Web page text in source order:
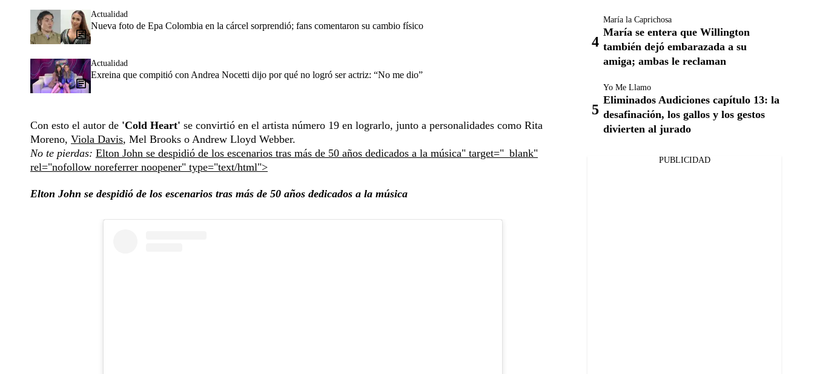
Actualidad
Nueva foto de Epa Colombia en la cárcel sorprendió; fans comentaron su cambio físico
Actualidad
Exreina que compitió con Andrea Nocetti dijo por qué no logró ser actriz: “No me dio”
Con esto el autor de 'Cold Heart' se convirtió en el artista número 19 en lograrlo, junto a personalidades como Rita
Moreno, Viola Davis, Mel Brooks o Andrew Lloyd Webber.
No te pierdas: Elton John se despidió de los escenarios tras más de 50 años dedicados a la música" target="_blank"
rel="nofollow noreferrer noopener" type="text/html">
Elton John se despidió de los escenarios tras más de 50 años dedicados a la música
María la Caprichosa
María se entera que Willington
también dejó embarazada a su
amiga; ambas le reclaman
Yo Me Llamo
Eliminados Audiciones capítulo 13: la
desafinación, los gallos y los gestos
divierten al jurado
PUBLICIDAD